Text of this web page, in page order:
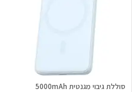
סוללת גיבוי מגנטית 5000mAh